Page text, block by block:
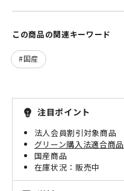
この商品の関連キーワード
国産
emoji_objects 注目ポイント
法人会員割引対象商品
グリーン購入法適合商品
国産商品
販売中